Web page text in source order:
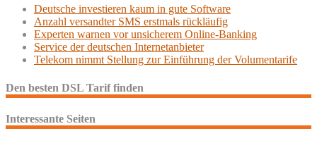
Deutsche investieren kaum in gute Software
Anzahl versandter SMS erstmals rückläufig
Experten warnen vor unsicherem Online-Banking
Service der deutschen Internetanbieter
Telekom nimmt Stellung zur Einführung der Volumentarife
Den besten DSL Tarif finden
Interessante Seiten